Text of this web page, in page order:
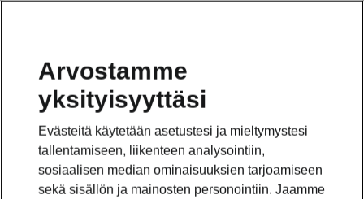
Arvostamme
yksityisyyttäsi
Evästeitä käytetään asetustesi ja mieltymystesi
tallentamiseen, liikenteen analysointiin,
sosiaalisen median ominaisuuksien tarjoamiseen
sekä sisällön ja mainosten personointiin. Jaamme